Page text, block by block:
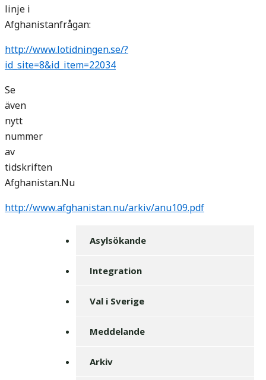
linje i
Afghanistanfrågan:
http://www.lotidningen.se/?
id_site=8&id_item=22034
Se
även
nytt
nummer
av
tidskriften
Afghanistan.Nu
http://www.afghanistan.nu/arkiv/anu109.pdf
Asylsökande
Integration
Val i Sverige
Meddelande
Arkiv